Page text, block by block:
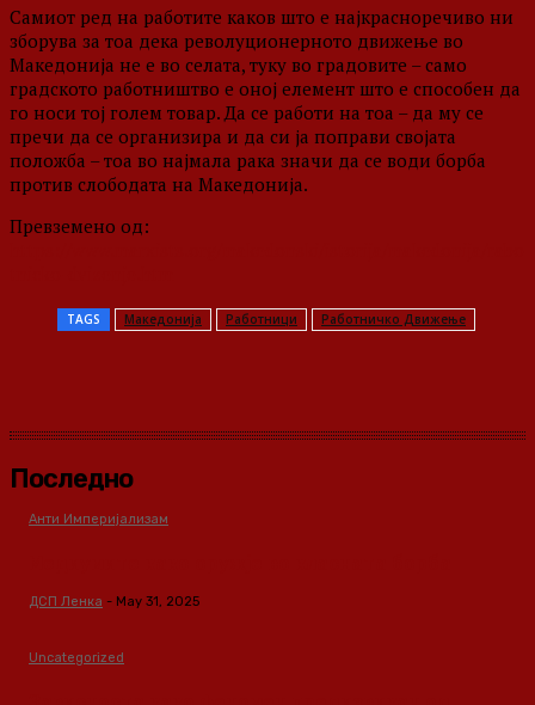
Самиот ред на работите каков што е најкрасноречиво ни
зборува за тоа дека револуционерното движење во
Македонија не е во селата, туку во градовите – само
градското работништво е оној елемент што е способен да
го носи тој голем товар. Да се работи на тоа – да му се
пречи да се организира и да си ја поправи својата
положба – тоа во најмала рака значи да се води борба
против слободата на Македонија.
Превземено од:
TAGS Македонија Работници Работничко Движење
Последно
Анти Империјализам
ДСП Ленка - May 31, 2025
Uncategorized